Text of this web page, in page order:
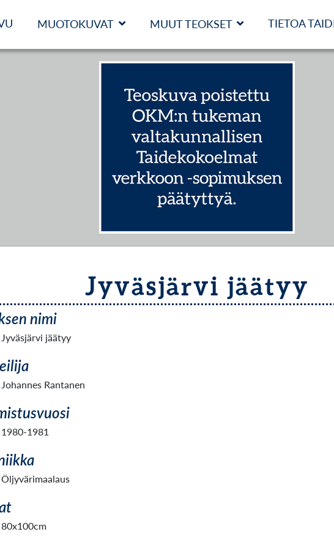
MUOTOKUVAT MUUT TEOKSET TIETOA
Jyväsjärvi jäätyy
nimi
Jyväsjärvi jäätyy
Johannes Rantanen
1980-1981
Öljyvärimaalaus
80x100cm